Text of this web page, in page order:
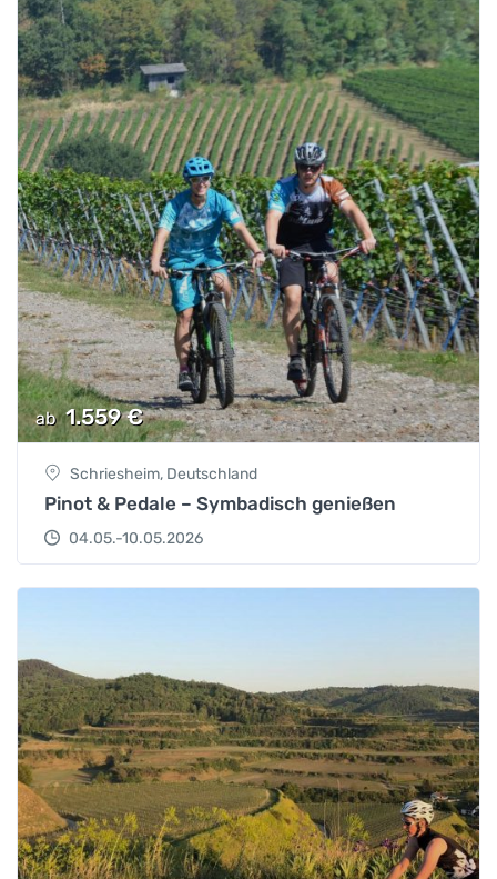
ab 1.559€
Schriesheim, Deutschland
Pinot & Pedale – Symbadisch genießen
04.05.-10.05.2026